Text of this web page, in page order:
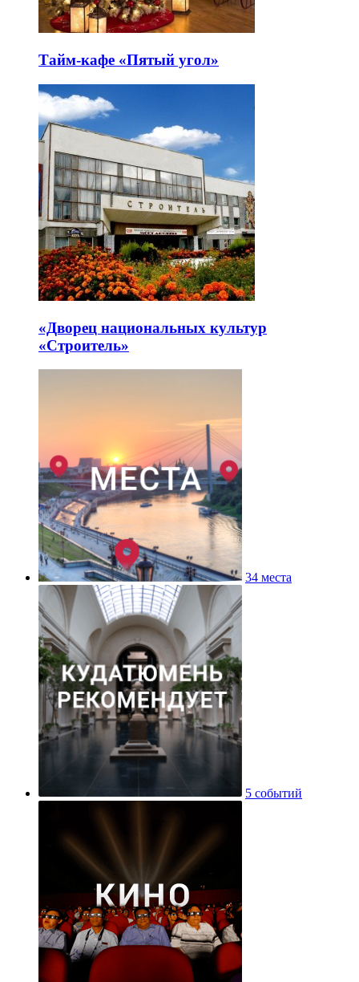
Тайм-кафе «Пятый угол»
«Дворец национальных культур
«Строитель»
34 места
5 событий